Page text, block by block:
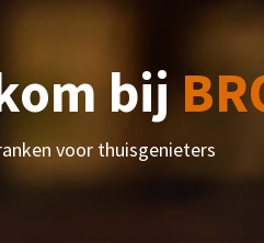
bij
voor thuisgenieters